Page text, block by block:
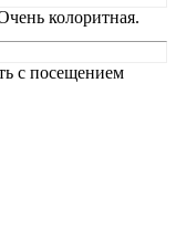
колоритная.
с посещением